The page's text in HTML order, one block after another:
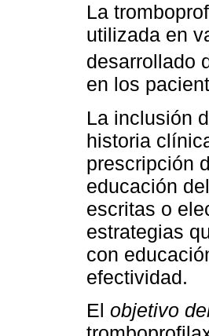
La
utilizada en
desarrollado
en los
La inclusión
historia
prescripción
educación
escritas o
estrategias
con
efectividad.
El objetivo